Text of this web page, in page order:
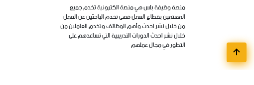
منصة وظيفة بلس هي منصة الكترونية تخدم جميع
المهتمين بقطاع العمل فهي تخدم الباحثين عن العمل
من خلال نشر احدث وأهم الوظائف وتخدم العاملين من
خلال نشر احدث الدورات التدريبية التي تساعدهم على
التطور في مجال عملهم